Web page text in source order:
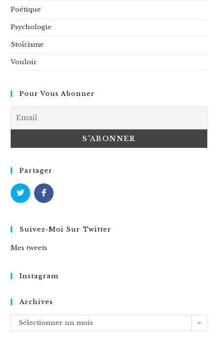
Poétique
Psychologie
Stoïcisme
Vouloir
Pour Vous Abonner
Partager
Suivez-Moi Sur Twitter
Mes tweets
Instagram
Archives
Archives
Sélectionner un mois